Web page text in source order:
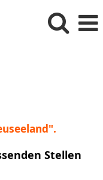
Stellen